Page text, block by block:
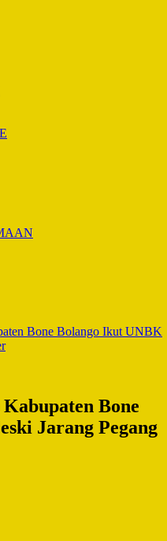
Bone Bolango Ikut UNBK
Bone
Jarang Pegang